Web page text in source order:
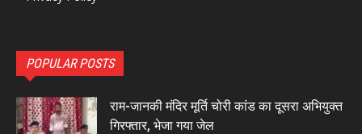
POPULAR POSTS
राम-जानकी मंदिर मूर्ति चोरी कांड का दूसरा अभियुक्त
गिरफ्तार, भेजा गया जेल